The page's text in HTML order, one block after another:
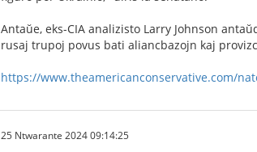
Antaŭe, eks-CIA analizisto Larry Johnson
rusaj trupoj povus bati aliancbazojn kaj
https://www.theamericanconservative.com/
25 Ntwarante 2024 09:14:25